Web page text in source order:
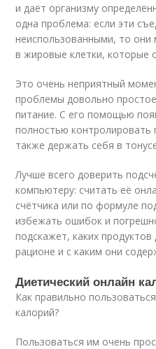
и даёт организму
одна проблема: если эти
неиспользованными, то
в жировые клетки, которые
Это очень неприятный
проблемы довольно
питание. С его помощью
полностью контролировать
также держать себя в
Лучше всего доверить
компьютеру: считать её
счётчика или по формуле
избежать ошибок и
подскажет, каких
рационе и с каким они
Диетический онлайн
Как правильно
калорий?
Пользоваться им очень